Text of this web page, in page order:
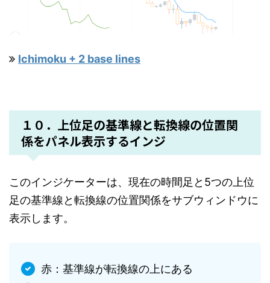
Ichimoku + 2 base lines
１０．上位足の基準線と転換線の位置関
係をパネル表示するインジ
このインジケーターは、現在の時間足と5つの上位
足の基準線と転換線の位置関係をサブウィンドウに
表示します。
赤：基準線が転換線の上にある